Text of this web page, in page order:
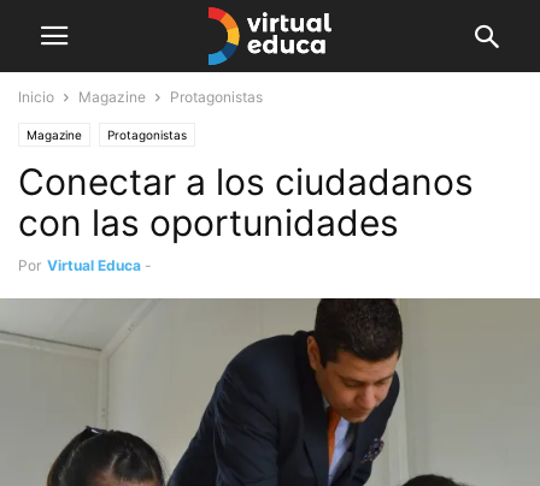
Inicio Magazine Protagonistas
Magazine Protagonistas
Conectar a los ciudadanos
con las oportunidades
Por Virtual Educa -